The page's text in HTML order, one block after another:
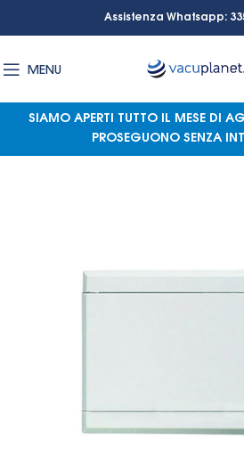
Assistenza Whatsapp:
MENU
SIAMO APERTI TUTTO IL MESE DI
PROSEGUONO SENZA